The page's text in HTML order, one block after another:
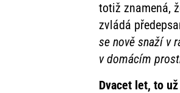
totiž znamená,
zvládá
se nově snaží v
v domácím
Dvacet let, to